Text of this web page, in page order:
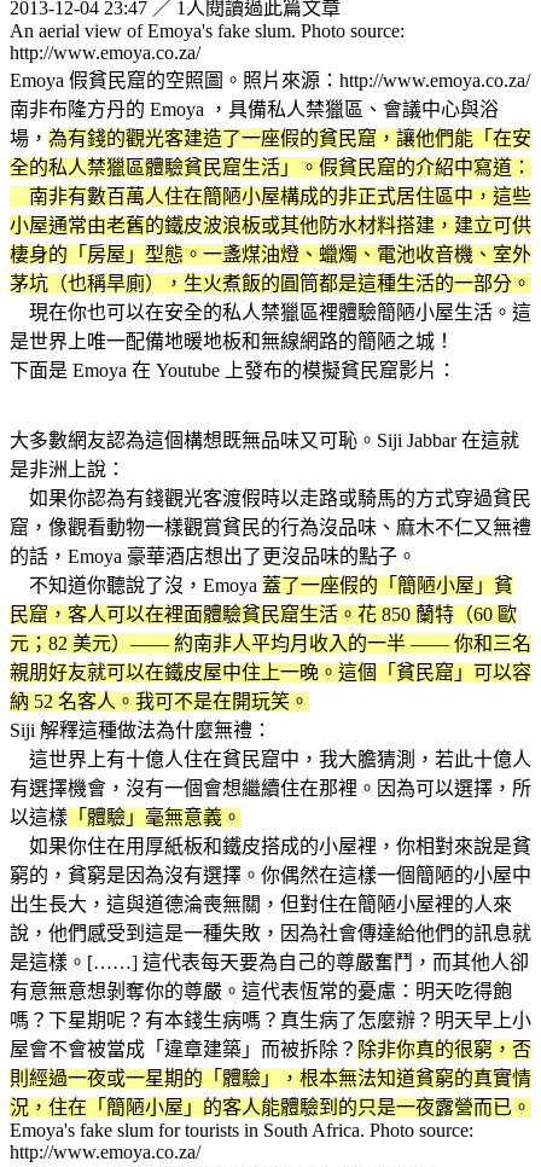
2013-12-04 23:47 ／ 1人閱讀過此篇文章
An aerial view of Emoya's fake slum. Photo source:
http://www.emoya.co.za/
Emoya 假貧民窟的空照圖。照片來源：http://www.emoya.co.za/
南非布隆方丹的 Emoya ，具備私人禁獵區、會議中心與浴
場， 為有錢的觀光客建造了一座假的貧民窟，讓他們能「在安
全的私人禁獵區體驗貧民窟生活」。假貧民窟的介紹中寫道：
南非有數百萬人住在簡陋小屋構成的非正式居住區中，這些
小屋通常由老舊的鐵皮波浪板或其他防水材料搭建，建立可供
棲身的「房屋」型態。一盞煤油燈、蠟燭、電池收音機、室外
茅坑（也稱旱廁），生火煮飯的圓筒都是這種生活的一部分。
現在你也可以在安全的私人禁獵區裡體驗簡陋小屋生活。這
是世界上唯一配備地暖地板和無線網路的簡陋之城！
下面是 Emoya 在 Youtube 上發布的模擬貧民窟影片：
大多數網友認為這個構想既無品味又可恥。Siji Jabbar 在這就
是非洲上說：
如果你認為有錢觀光客渡假時以走路或騎馬的方式穿過貧民
窟，像觀看動物一樣觀賞貧民的行為沒品味、麻木不仁又無禮
的話，Emoya 豪華酒店想出了更沒品味的點子。
不知道你聽說了沒，Emoya 蓋了一座假的「簡陋小屋」貧
民窟，客人可以在裡面體驗貧民窟生活。花 850 蘭特（60 歐
元；82 美元）—— 約南非人平均月收入的一半 —— 你和三名
親朋好友就可以在鐵皮屋中住上一晚。這個「貧民窟」可以容
納 52 名客人。我可不是在開玩笑。
Siji 解釋這種做法為什麼無禮：
這世界上有十億人住在貧民窟中，我大膽猜測，若此十億人
有選擇機會，沒有一個會想繼續住在那裡。因為可以選擇，所
以這樣 「體驗」毫無意義。
如果你住在用厚紙板和鐵皮搭成的小屋裡，你相對來說是貧
窮的，貧窮是因為沒有選擇。你偶然在這樣一個簡陋的小屋中
出生長大，這與道德淪喪無關，但對住在簡陋小屋裡的人來
說，他們感受到這是一種失敗，因為社會傳達給他們的訊息就
是這樣。[……] 這代表每天要為自己的尊嚴奮鬥，而其他人卻
有意無意想剝奪你的尊嚴。這代表恆常的憂慮：明天吃得飽
嗎？下星期呢？有本錢生病嗎？真生病了怎麼辦？明天早上小
屋會不會被當成「違章建築」而被拆除？ 除非你真的很窮，否
則經過一夜或一星期的「體驗」，根本無法知道貧窮的真實情
況，住在「簡陋小屋」的客人能體驗到的只是一夜露營而已。
Emoya's fake slum for tourists in South Africa. Photo source:
http://www.emoya.co.za/